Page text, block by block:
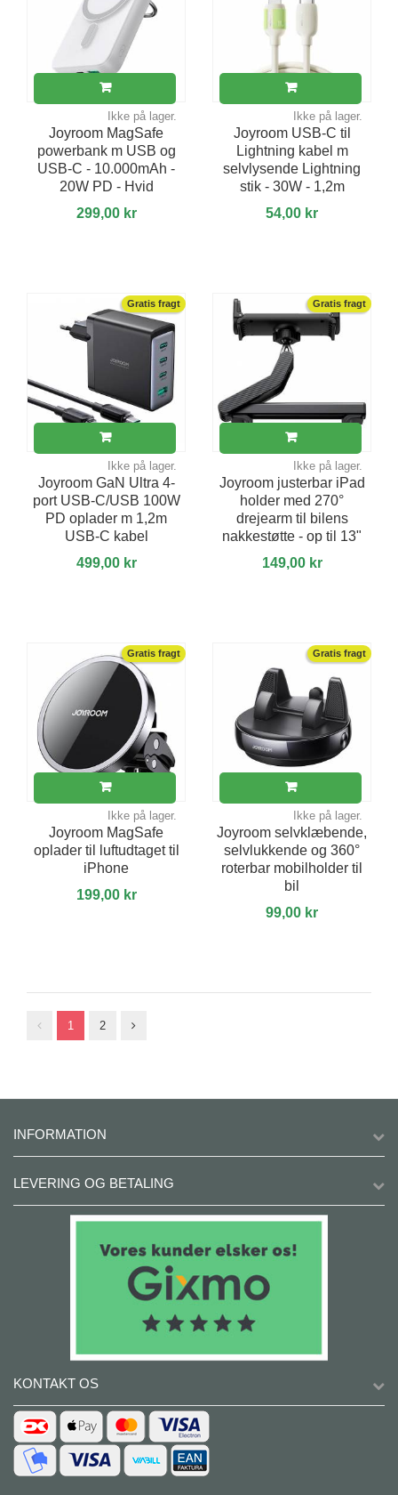
Ikke på lager.
Joyroom MagSafe
powerbank m USB og
USB-C - 10.000mAh -
20W PD - Hvid
299,00 kr
Ikke på lager.
Joyroom USB-C til
Lightning kabel m
selvlysende Lightning
stik - 30W - 1,2m
54,00 kr
Gratis fragt
Ikke på lager.
Joyroom GaN Ultra 4-
port USB-C/USB 100W
PD oplader m 1,2m
USB-C kabel
499,00 kr
Gratis fragt
Ikke på lager.
Joyroom justerbar iPad
holder med 270°
drejearm til bilens
nakkestøtte - op til 13"
149,00 kr
Gratis fragt
Ikke på lager.
Joyroom MagSafe
oplader til luftudtaget til
iPhone
199,00 kr
Gratis fragt
Ikke på lager.
Joyroom selvklæbende,
selvlukkende og 360°
roterbar mobilholder til
bil
99,00 kr
1 2
INFORMATION
LEVERING OG BETALING
KONTAKT OS